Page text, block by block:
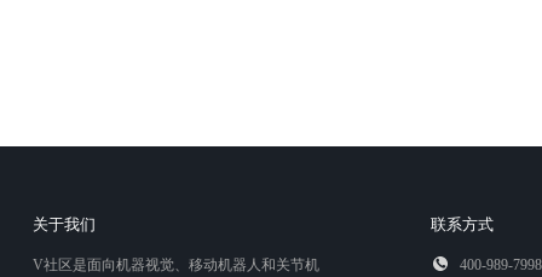
关于我们
V社区是面向机器视觉、移动机器人和关节机
联系方式
400-989-7998